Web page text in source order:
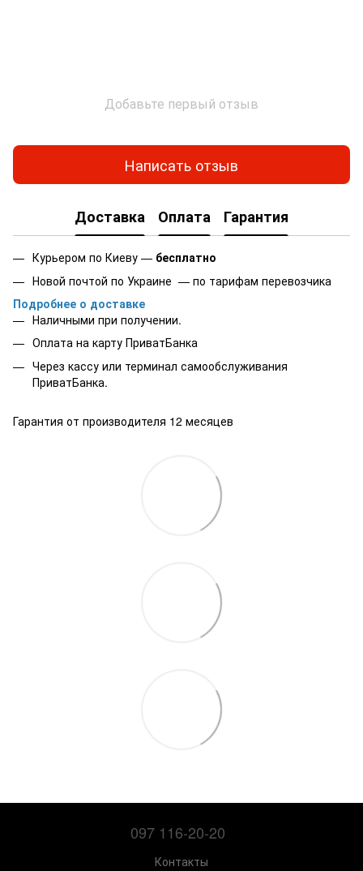
Добавьте первый отзыв
Написать отзыв
Доставка Оплата Гарантия
Курьером по Киеву — бесплатно
Новой почтой по Украине — по тарифам перевозчика
Подробнее о доставке
Наличными при получении.
Оплата на карту ПриватБанка
Через кассу или терминал самообслуживания
ПриватБанка.
Гарантия от производителя 12 месяцев
097 116-20-20
Контакты